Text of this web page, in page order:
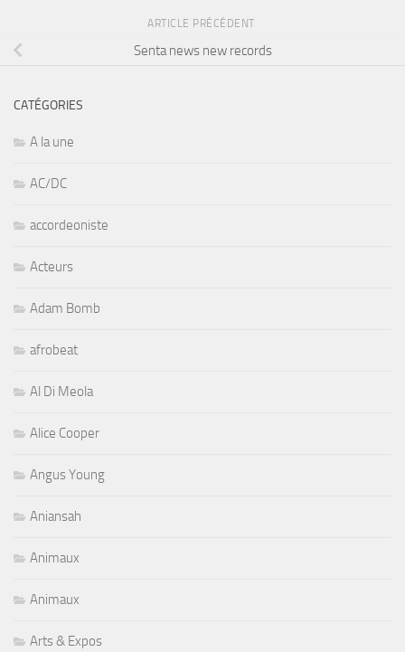
ARTICLE PRÉCÉDENT
Senta news new records
CATÉGORIES
A la une
AC/DC
accordeoniste
Acteurs
Adam Bomb
afrobeat
Al Di Meola
Alice Cooper
Angus Young
Aniansah
Animaux
Animaux
Arts & Expos